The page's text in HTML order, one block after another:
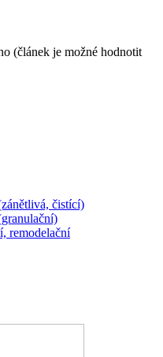
(článek je možné hodnotit
čistící)
remodelační